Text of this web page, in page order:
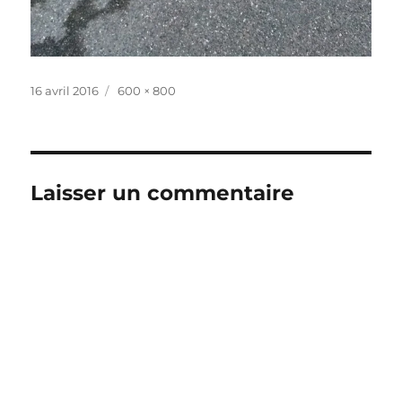
Publié
16 avril 2016
Taille
600 × 800
Laisser un commentaire